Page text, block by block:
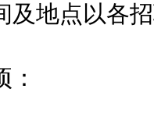
地点以各招